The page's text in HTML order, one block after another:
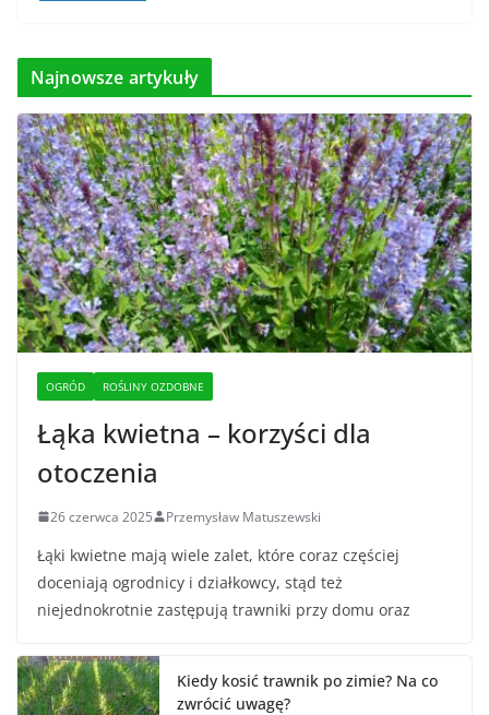
Najnowsze artykuły
OGRÓD ROŚLINY OZDOBNE
Łąka kwietna – korzyści dla
otoczenia
26 czerwca 2025 Przemysław Matuszewski
Łąki kwietne mają wiele zalet, które coraz częściej
doceniają ogrodnicy i działkowcy, stąd też
niejednokrotnie zastępują trawniki przy domu oraz
Kiedy kosić trawnik po zimie? Na co
zwrócić uwagę?